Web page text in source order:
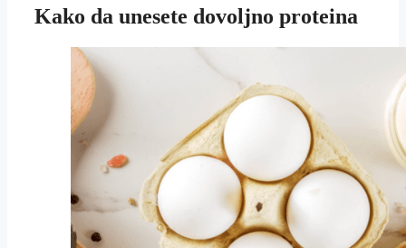
Kako da unesete dovoljno proteina